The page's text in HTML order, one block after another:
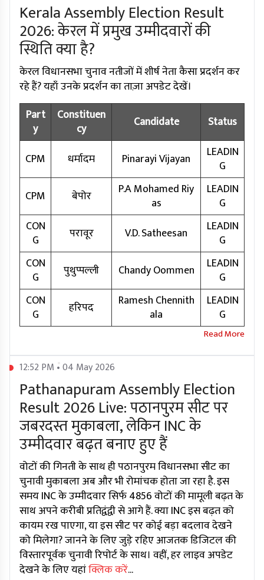
Kerala Assembly Election Result
2026: केरल में प्रमुख उम्मीदवारों की
स्थिति क्या है?
केरल विधानसभा चुनाव नतीजों में शीर्ष नेता कैसा प्रदर्शन कर
रहे हैं? यहाँ उनके प्रदर्शन का ताज़ा अपडेट देखें।
Part
y
Constituen
cy
Candidate Status
CPM धर्मादम Pinarayi Vijayan
LEADIN
G
CPM
बेपोर
P.A Mohamed Riy
as
LEADIN
G
CON
G
परावूर V.D. Satheesan
LEADIN
G
CON
G
पुथुप्पल्ली Chandy Oommen
LEADIN
G
CON
G
हरिपद
Ramesh Chennith
ala
LEADIN
G
12:52 PM • 04 May 2026
Pathanapuram Assembly Election
Result 2026 Live: पठानपुरम सीट पर
जबरदस्त मुकाबला, लेकिन INC के
उम्मीदवार बढ़त बनाए हुए हैं
वोटों की गिनती के साथ ही पठानपुरम विधानसभा सीट का
चुनावी मुकाबला अब और भी रोमांचक होता जा रहा है. इस
समय INC के उम्मीदवार सिर्फ 4856 वोटों की मामूली बढ़त के
साथ अपने करीबी प्रतिद्वंद्वी से आगे हैं. क्या INC इस बढ़त को
कायम रख पाएगा, या इस सीट पर कोई बड़ा बदलाव देखने
को मिलेगा? जानने के लिए जुड़े रहिए आजतक डिजिटल की
विस्तारपूर्वक चुनावी रिपोर्ट के साथ। वहीं, हर लाइव अपडेट
देखने के लिए यहांक्लिक करें...